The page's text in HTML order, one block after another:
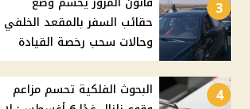
3
حقائب السفر بالمقعد الخلفي
وحالات سحب رخصة القيادة
4
البحوث الفلكية تحسم مزاعم